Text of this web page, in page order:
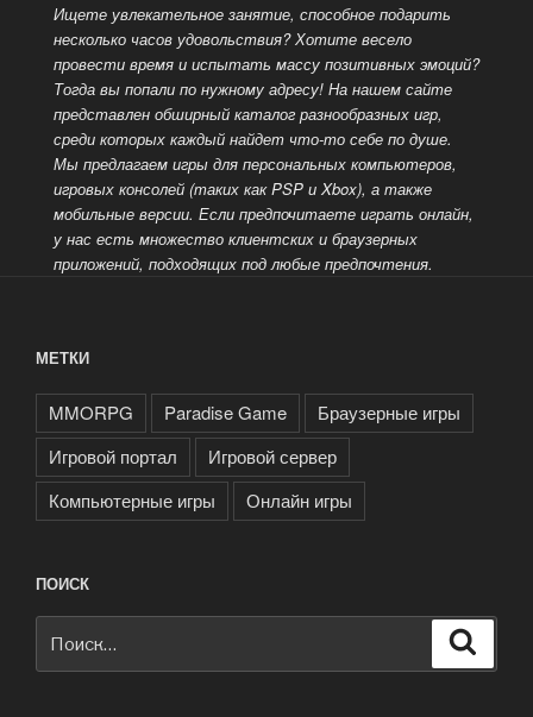
Ищете увлекательное занятие, способное подарить
несколько часов удовольствия? Хотите весело
провести время и испытать массу позитивных эмоций?
Тогда вы попали по нужному адресу! На нашем сайте
представлен обширный каталог разнообразных игр,
среди которых каждый найдет что-то себе по душе.
Мы предлагаем игры для персональных компьютеров,
игровых консолей (таких как PSP и Xbox), а также
мобильные версии. Если предпочитаете играть онлайн,
у нас есть множество клиентских и браузерных
приложений, подходящих под любые предпочтения.
МЕТКИ
MMORPG Paradise Game
Браузерные игры
Игровой портал
Игровой сервер
Компьютерные игры
Онлайн игры
ПОИСК